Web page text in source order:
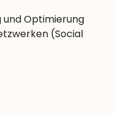
und Optimierung
(Social